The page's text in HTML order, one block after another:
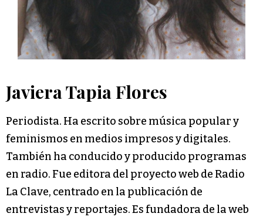
Javiera Tapia Flores
Periodista. Ha escrito sobre música popular y
feminismos en medios impresos y digitales.
También ha conducido y producido programas
en radio. Fue editora del proyecto web de Radio
La Clave, centrado en la publicación de
entrevistas y reportajes. Es fundadora de la web